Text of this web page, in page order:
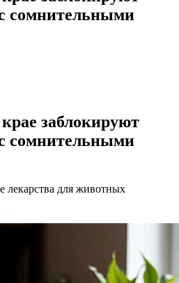
сомнительными
заблокируют
сомнительными
лекарства для животных